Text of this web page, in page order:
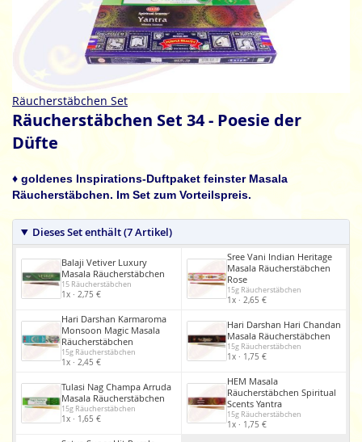
Zum
Anfang
Bildgalerie
Räucherstäbchen Set
Räucherstäbchen Set 34 - Poesie der
Düfte
♦ goldenes Inspirations-Duftpaket feinster Masala
Räucherstäbchen. Im Set zum Vorteilspreis.
Dieses Set enthält (7 Artikel)
Balaji Vetiver Luxury
Masala Räucherstäbchen
15 Räucherstäbchen
1x · 2,75 €
Sree Vani Indian Heritage
Masala Räucherstäbchen
Rose
15g Räucherstäbchen
1x · 2,65 €
Hari Darshan Karmaroma
Monsoon Magic Masala
Räucherstäbchen
15g Räucherstäbchen
1x · 2,45 €
Hari Darshan Hari Chandan
Masala Räucherstäbchen
15g Räucherstäbchen
1x · 1,75 €
Tulasi Nag Champa Arruda
Masala Räucherstäbchen
15g Räucherstäbchen
1x · 1,65 €
HEM Masala
Räucherstäbchen Spiritual
Scents Yantra
15g Räucherstäbchen
1x · 1,75 €